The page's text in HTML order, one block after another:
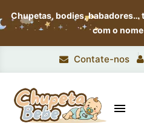
Chupetas, bodies, babadores…
com o
Contate-nos
